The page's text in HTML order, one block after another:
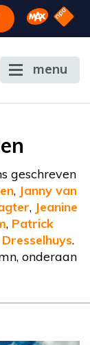
Omroep
NPO
menu
geschreven
, Janny van
, Jeanine
, Patrick
.
onderaan